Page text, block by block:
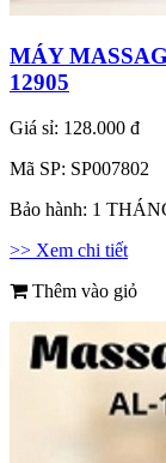
MÁY
12905
Giá sỉ: 128.000 đ
Mã SP: SP007802
Bảo hành: 1
>> Xem chi tiết
Thêm vào giỏ